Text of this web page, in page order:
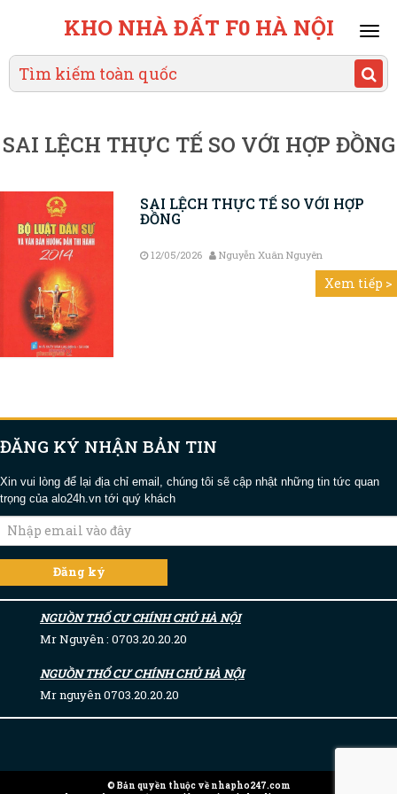
KHO NHÀ ĐẤT F0 HÀ NỘI
SAI LỆCH THỰC TẾ SO VỚI HỢP ĐỒNG
SAI LỆCH THỰC TẾ SO VỚI HỢP
ĐỒNG
12/05/2026 Nguyễn Xuân Nguyên
Xem tiếp >
ĐĂNG KÝ NHẬN BẢN TIN
Xin vui lòng để lại địa chỉ email, chúng tôi sẽ cập nhật những tin tức quan
trọng của alo24h.vn tới quý khách
NGUỒN THỔ CƯ CHÍNH CHỦ HÀ NỘI
Mr Nguyên : 0703.20.20.20
NGUỒN THỔ CƯ CHÍNH CHỦ HÀ NỘI
Mr nguyên 0703.20.20.20
© Bản quyền thuộc về nhapho247.com